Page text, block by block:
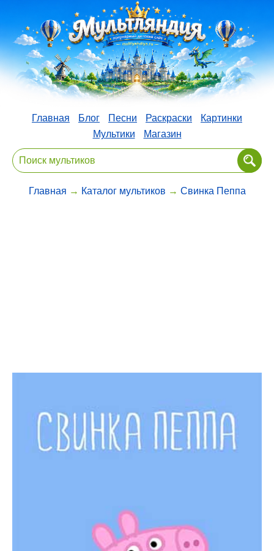
Главная Блог Песни Раскраски
Картинки
Мультики
Магазин
Главная → Каталог мультиков → Свинка Пеппа